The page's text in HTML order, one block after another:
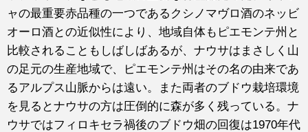
ャの最重要赤品種の一つであるクシノマヴロ酒のネッビ
オーロ酒との近似性により、地域自体もピエモンテ州と
比較されることもしばしばあるが、ナウサはまさしく山
の足元の生産地域で、ピエモンテ州はその名の由来であ
るアルプス山脈からは遠い。また両者のブドウ栽培環境
を見るとナウサの方は圧倒的に森が多く残っている。ナ
ウサではフィロキセラ禍後のブドウ畑の回復は1970年代